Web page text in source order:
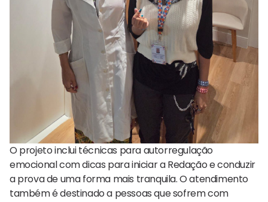
O projeto inclui técnicas para autorregulação
emocional com dicas para iniciar a Redação e conduzir
a prova de uma forma mais tranquila. O atendimento
também é destinado a pessoas que sofrem com